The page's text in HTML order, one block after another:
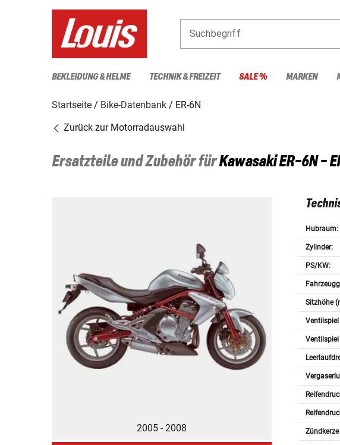
Suchbegriff
BEKLEIDUNG & HELME TECHNIK & FREIZEIT SALE % MARKEN
Startseite Bike-Datenbank
ER-6N
Zurück zur Motorradauswahl
Ersatzteile und Zubehör fürKawasakiER-6N -
2005 - 2008
Hubraum:
Zylinder:
PS/KW:
Sitzhöhe
Ventilspiel
Ventilspiel
Zündkerze